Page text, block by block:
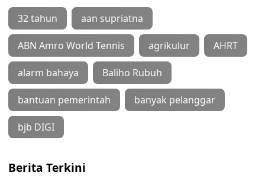
32 tahun aan supriatna
ABN Amro World Tennis agrikulur AHRT
alarm bahaya Baliho Rubuh
bantuan pemerintah banyak pelanggar
bjb DIGI
Berita Terkini